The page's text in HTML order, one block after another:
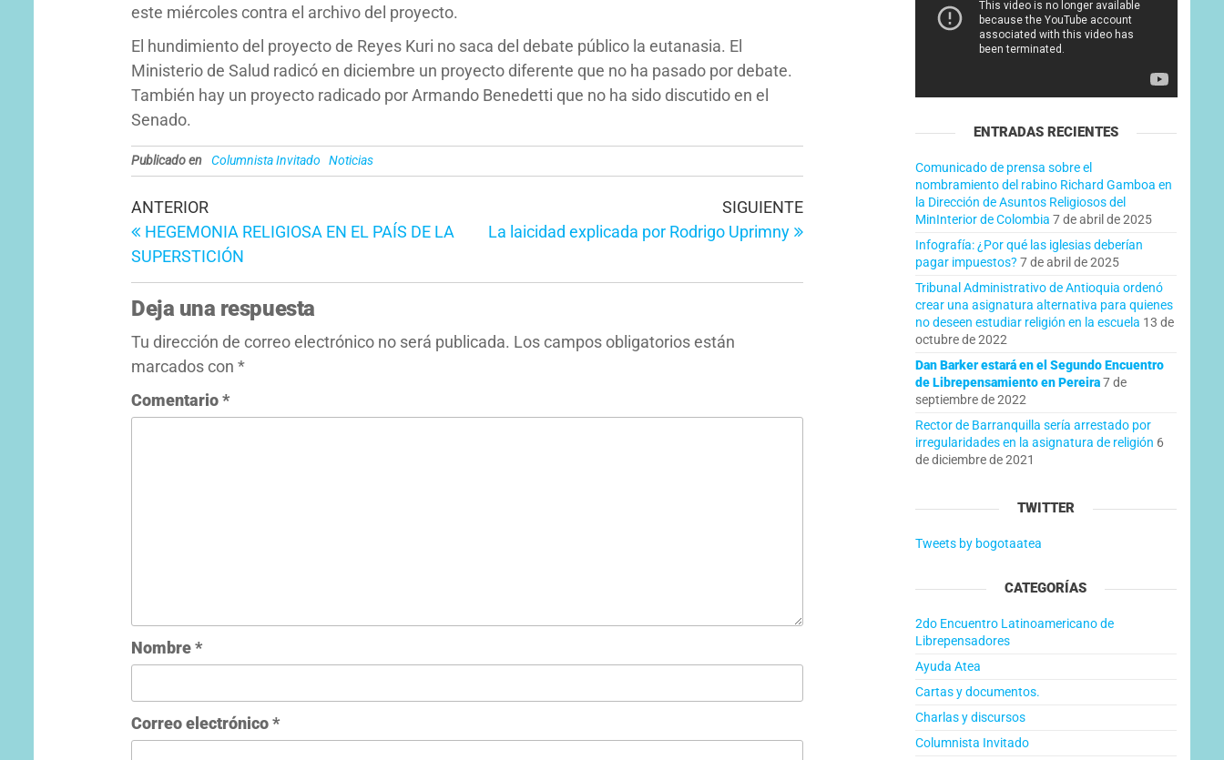
este miércoles contra el archivo del proyecto.
El hundimiento del proyecto de Reyes Kuri no saca del debate público la eutanasia. El
Ministerio de Salud radicó en diciembre un proyecto diferente que no ha pasado por debate.
También hay un proyecto radicado por Armando Benedetti que no ha sido discutido en el
Senado.
Publicado en Columnista Invitado Noticias
Navegación
de
entradas
Entrada
anterior
ANTERIOR
HEGEMONIA RELIGIOSA EN EL PAÍS DE LA
SUPERSTICIÓN
Entrada
siguiente
SIGUIENTE
La laicidad explicada por Rodrigo Uprimny
Deja una respuesta
Tu dirección de correo electrónico no será publicada. Los campos obligatorios están
marcados con*
Comentario*
Nombre*
Correo electrónico*
ENTRADAS RECIENTES
Comunicado de prensa sobre el
nombramiento del rabino Richard Gamboa en
la Dirección de Asuntos Religiosos del
MinInterior de Colombia 7 de abril de 2025
Infografía: ¿Por qué las iglesias deberían
pagar impuestos? 7 de abril de 2025
Tribunal Administrativo de Antioquia ordenó
crear una asignatura alternativa para quienes
no deseen estudiar religión en la escuela 13 de
octubre de 2022
Dan Barker estará en el Segundo Encuentro
de Librepensamiento en Pereira 7 de
septiembre de 2022
Rector de Barranquilla sería arrestado por
irregularidades en la asignatura de religión 6
de diciembre de 2021
TWITTER
Tweets by bogotaatea
CATEGORÍAS
2do Encuentro Latinoamericano de
Librepensadores
Ayuda Atea
Cartas y documentos.
Charlas y discursos
Columnista Invitado